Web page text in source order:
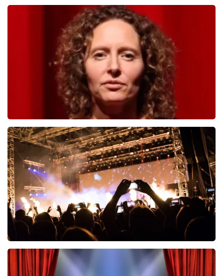
Teddy Swims
laatste 30 minuten
BESTEL NU
Esther van der Voort
546laatste 30 minuten
BESTEL NU
Don Omar
422 laatste 30 minuten